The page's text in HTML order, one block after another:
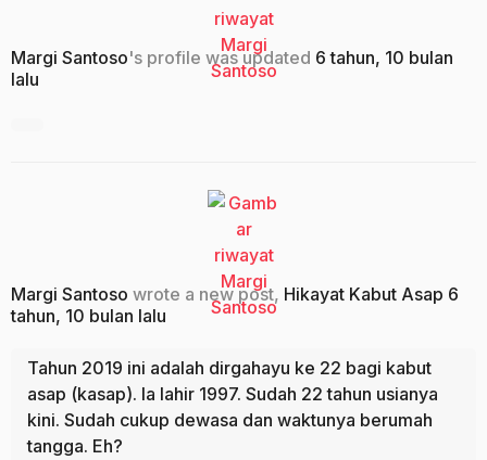
Margi Santoso's profile was updated 6 tahun, 10 bulan
lalu
Margi Santoso wrote a new post, Hikayat Kabut Asap 6
tahun, 10 bulan lalu
Tahun 2019 ini adalah dirgahayu ke 22 bagi kabut
asap (kasap). Ia lahir 1997. Sudah 22 tahun usianya
kini. Sudah cukup dewasa dan waktunya berumah
tangga. Eh?